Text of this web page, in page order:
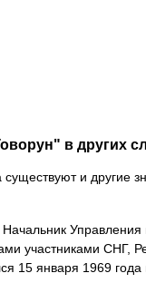
в других
и другие
участниками СНГ,
15 января 1969